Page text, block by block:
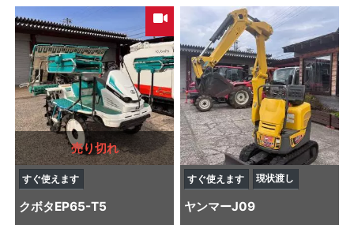
売り切れ
すぐ使えます
クボタEP65-T5
すぐ使えます 現状渡し
ヤンマーJ09